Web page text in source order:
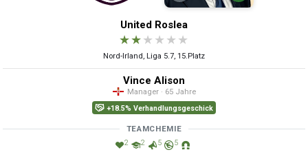
United Roslea
★★★ ★ ★ ★
Nord-Irland, Liga 5.7, 15.Platz
Vince Alison
Manager · 65 Jahre
+18.5% Verhandlungsgeschick
TEAMCHEMIE
2 2 5 5